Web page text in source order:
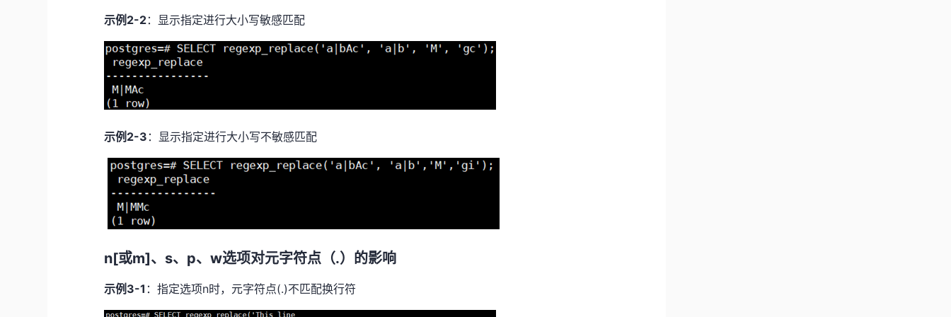
示例 2-2：显示指定进行大小写敏感匹配
示例 2-3 ：显示指定进行大小写不敏感匹配
n[或m]、s、p、w选项对元字符点（.）的影响
示例 3-1 ：指定选项n时，元字符点(.)不匹配换行符